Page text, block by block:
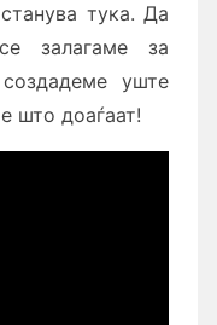
тука. Да
залагаме за
уште
што доаѓаат!